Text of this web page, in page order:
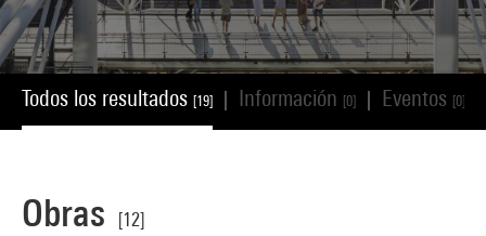
Todos los resultados [19] Información [0] Eventos [0]
Obras
[12]